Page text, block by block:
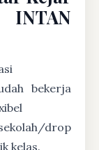
bekerja
drop
kelas.